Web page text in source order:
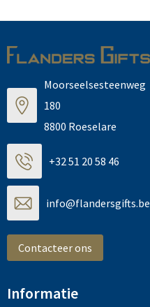
Moorseelsesteenweg
180
8800 Roeselare
+32 51 20 58 46
info@flandersgifts.be
Contacteer ons
Informatie